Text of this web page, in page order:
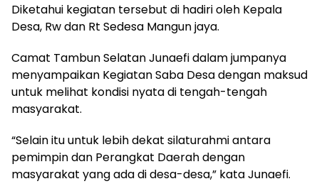
Diketahui kegiatan tersebut di hadiri oleh Kepala
Desa, Rw dan Rt Sedesa Mangun jaya.
Camat Tambun Selatan Junaefi dalam jumpanya
menyampaikan Kegiatan Saba Desa dengan maksud
untuk melihat kondisi nyata di tengah-tengah
masyarakat.
“Selain itu untuk lebih dekat silaturahmi antara
pemimpin dan Perangkat Daerah dengan
masyarakat yang ada di desa-desa,” kata Junaefi.